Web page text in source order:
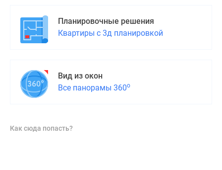
Планировочные решения
Квартиры с 3д планировкой
Вид из окон
Все панорамы 360о
Как сюда попасть?